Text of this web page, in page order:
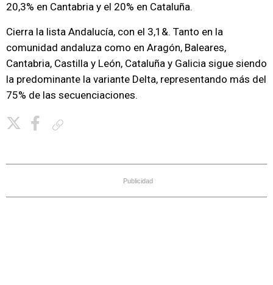
20,3% en Cantabria y el 20% en Cataluña.
Cierra la lista Andalucía, con el 3,1&. Tanto en la
comunidad andaluza como en Aragón, Baleares,
Cantabria, Castilla y León, Cataluña y Galicia sigue siendo
la predominante la variante Delta, representando más del
75% de las secuenciaciones.
Publicidad